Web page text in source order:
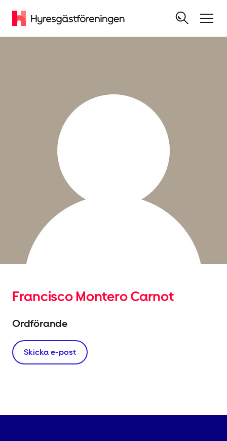
Francisco Montero Carnot
Ordförande
Skicka e-post